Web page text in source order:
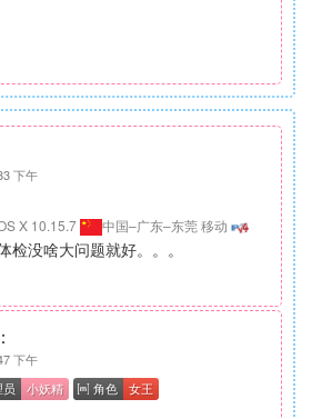
下午
X 10.15.7 中国–广东–东莞 移动
没啥大问题就好。。。
下午